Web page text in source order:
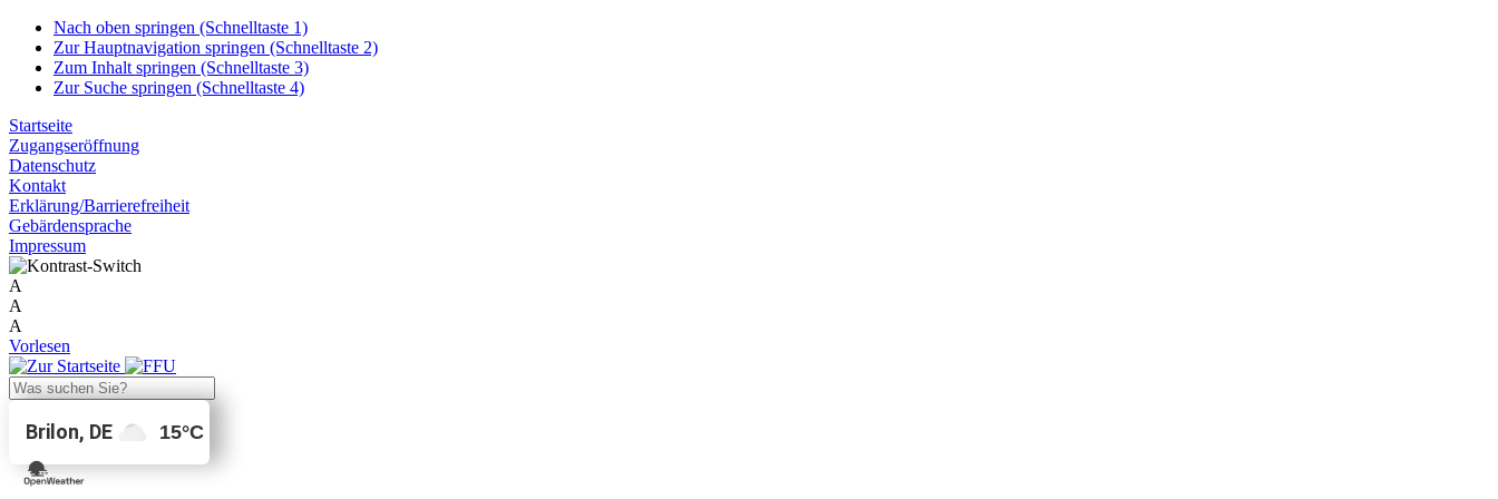
Nach oben springen (Schnelltaste 1)
Zur Hauptnavigation springen (Schnelltaste 2)
Zum Inhalt springen (Schnelltaste 3)
Zur Suche springen (Schnelltaste 4)
Startseite
Zugangseröffnung
Datenschutz
Kontakt
Erklärung/Barrierefreiheit
Gebärdensprache
Impressum
A
A
A
Vorlesen
Brilon, DE 15°C